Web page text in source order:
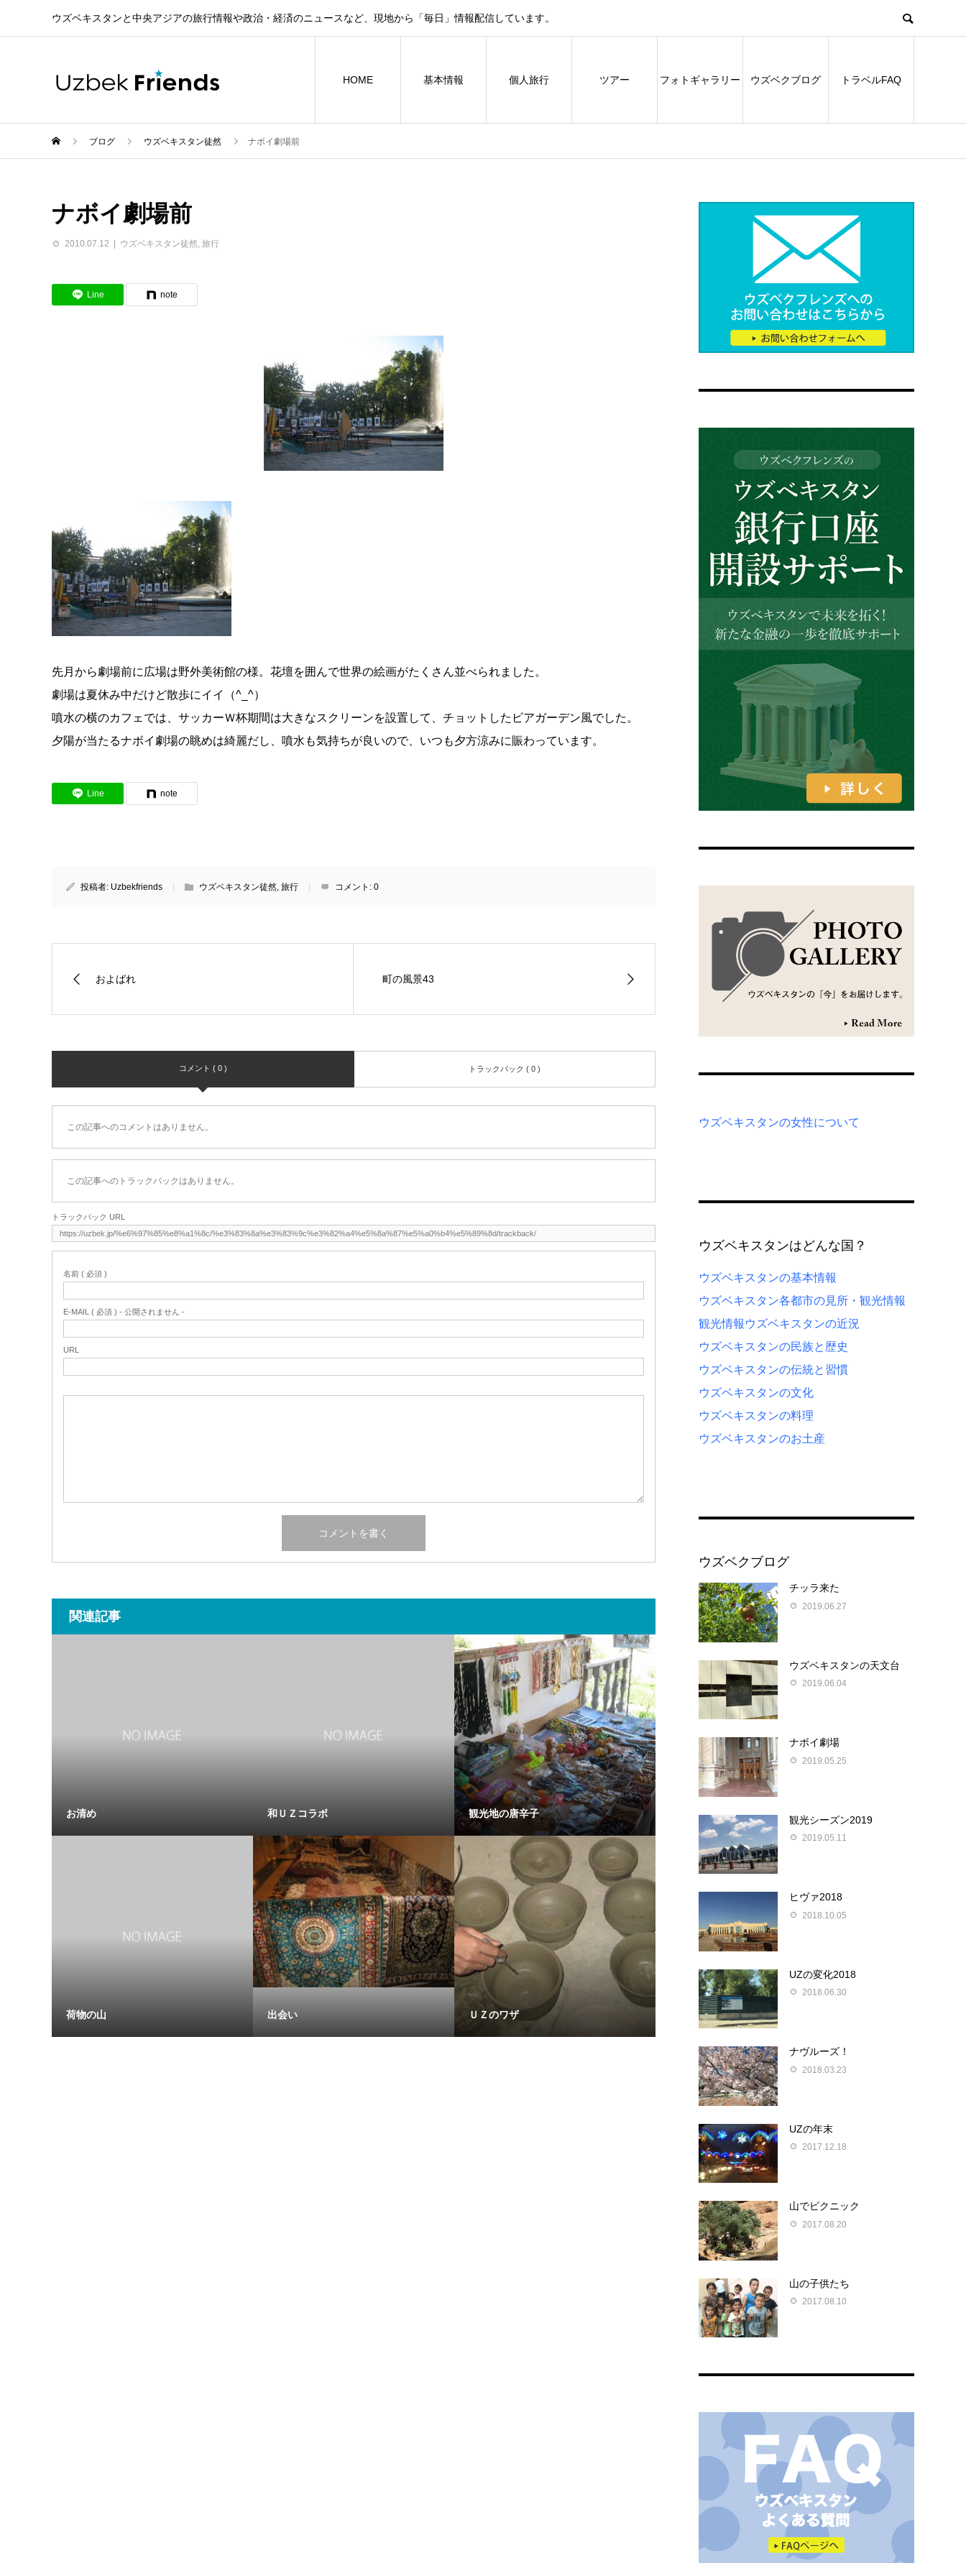
ウズベキスタンと中央アジアの旅行情報や政治・経済のニュースなど、現地から「毎日」情報配信しています。
HOME 基本情報 個人旅行 ツアー フォトギャラリー ウズベクブログ トラベルFAQ
ブログ ウズベキスタン徒然 ナボイ劇場前
ナボイ劇場前
2010.07.12 ウズベキスタン徒然, 旅行
Line note
先月から劇場前に広場は野外美術館の様。花壇を囲んで世界の絵画がたくさん並べられました。
劇場は夏休み中だけど散歩にイイ（^_^）
噴水の横のカフェでは、サッカーＷ杯期間は大きなスクリーンを設置して、チョットしたビアガーデン風でした。
夕陽が当たるナボイ劇場の眺めは綺麗だし、噴水も気持ちが良いので、いつも夕方涼みに賑わっています。
Line note
投稿者: Uzbekfriends ウズベキスタン徒然, 旅行 コメント: 0
およばれ 町の風景43
コメント ( 0 ) トラックバック ( 0 )
この記事へのコメントはありません。
この記事へのトラックバックはありません。
トラックバック URL
名前 ( 必須 )
E-MAIL ( 必須 ) - 公開されません -
URL
関連記事
お清め 和ＵＺコラボ 観光地の唐辛子
荷物の山 出会い ＵＺのワザ
ウズベキスタンの女性について
ウズベキスタンはどんな国？
ウズベキスタンの基本情報
ウズベキスタン各都市の見所・観光情報
観光情報 ウズベキスタンの近況
ウズベキスタンの民族と歴史
ウズベキスタンの伝統と習慣
ウズベキスタンの文化
ウズベキスタンの料理
ウズベキスタンのお土産
ウズベクブログ
チッラ来た
2019.06.27
ウズベキスタンの天文台
2019.06.04
ナボイ劇場
2019.05.25
観光シーズン2019
2019.05.11
ヒヴァ2018
2018.10.05
UZの変化2018
2018.06.30
ナヴルーズ！
2018.03.23
UZの年末
2017.12.18
山でピクニック
2017.08.20
山の子供たち
2017.08.10